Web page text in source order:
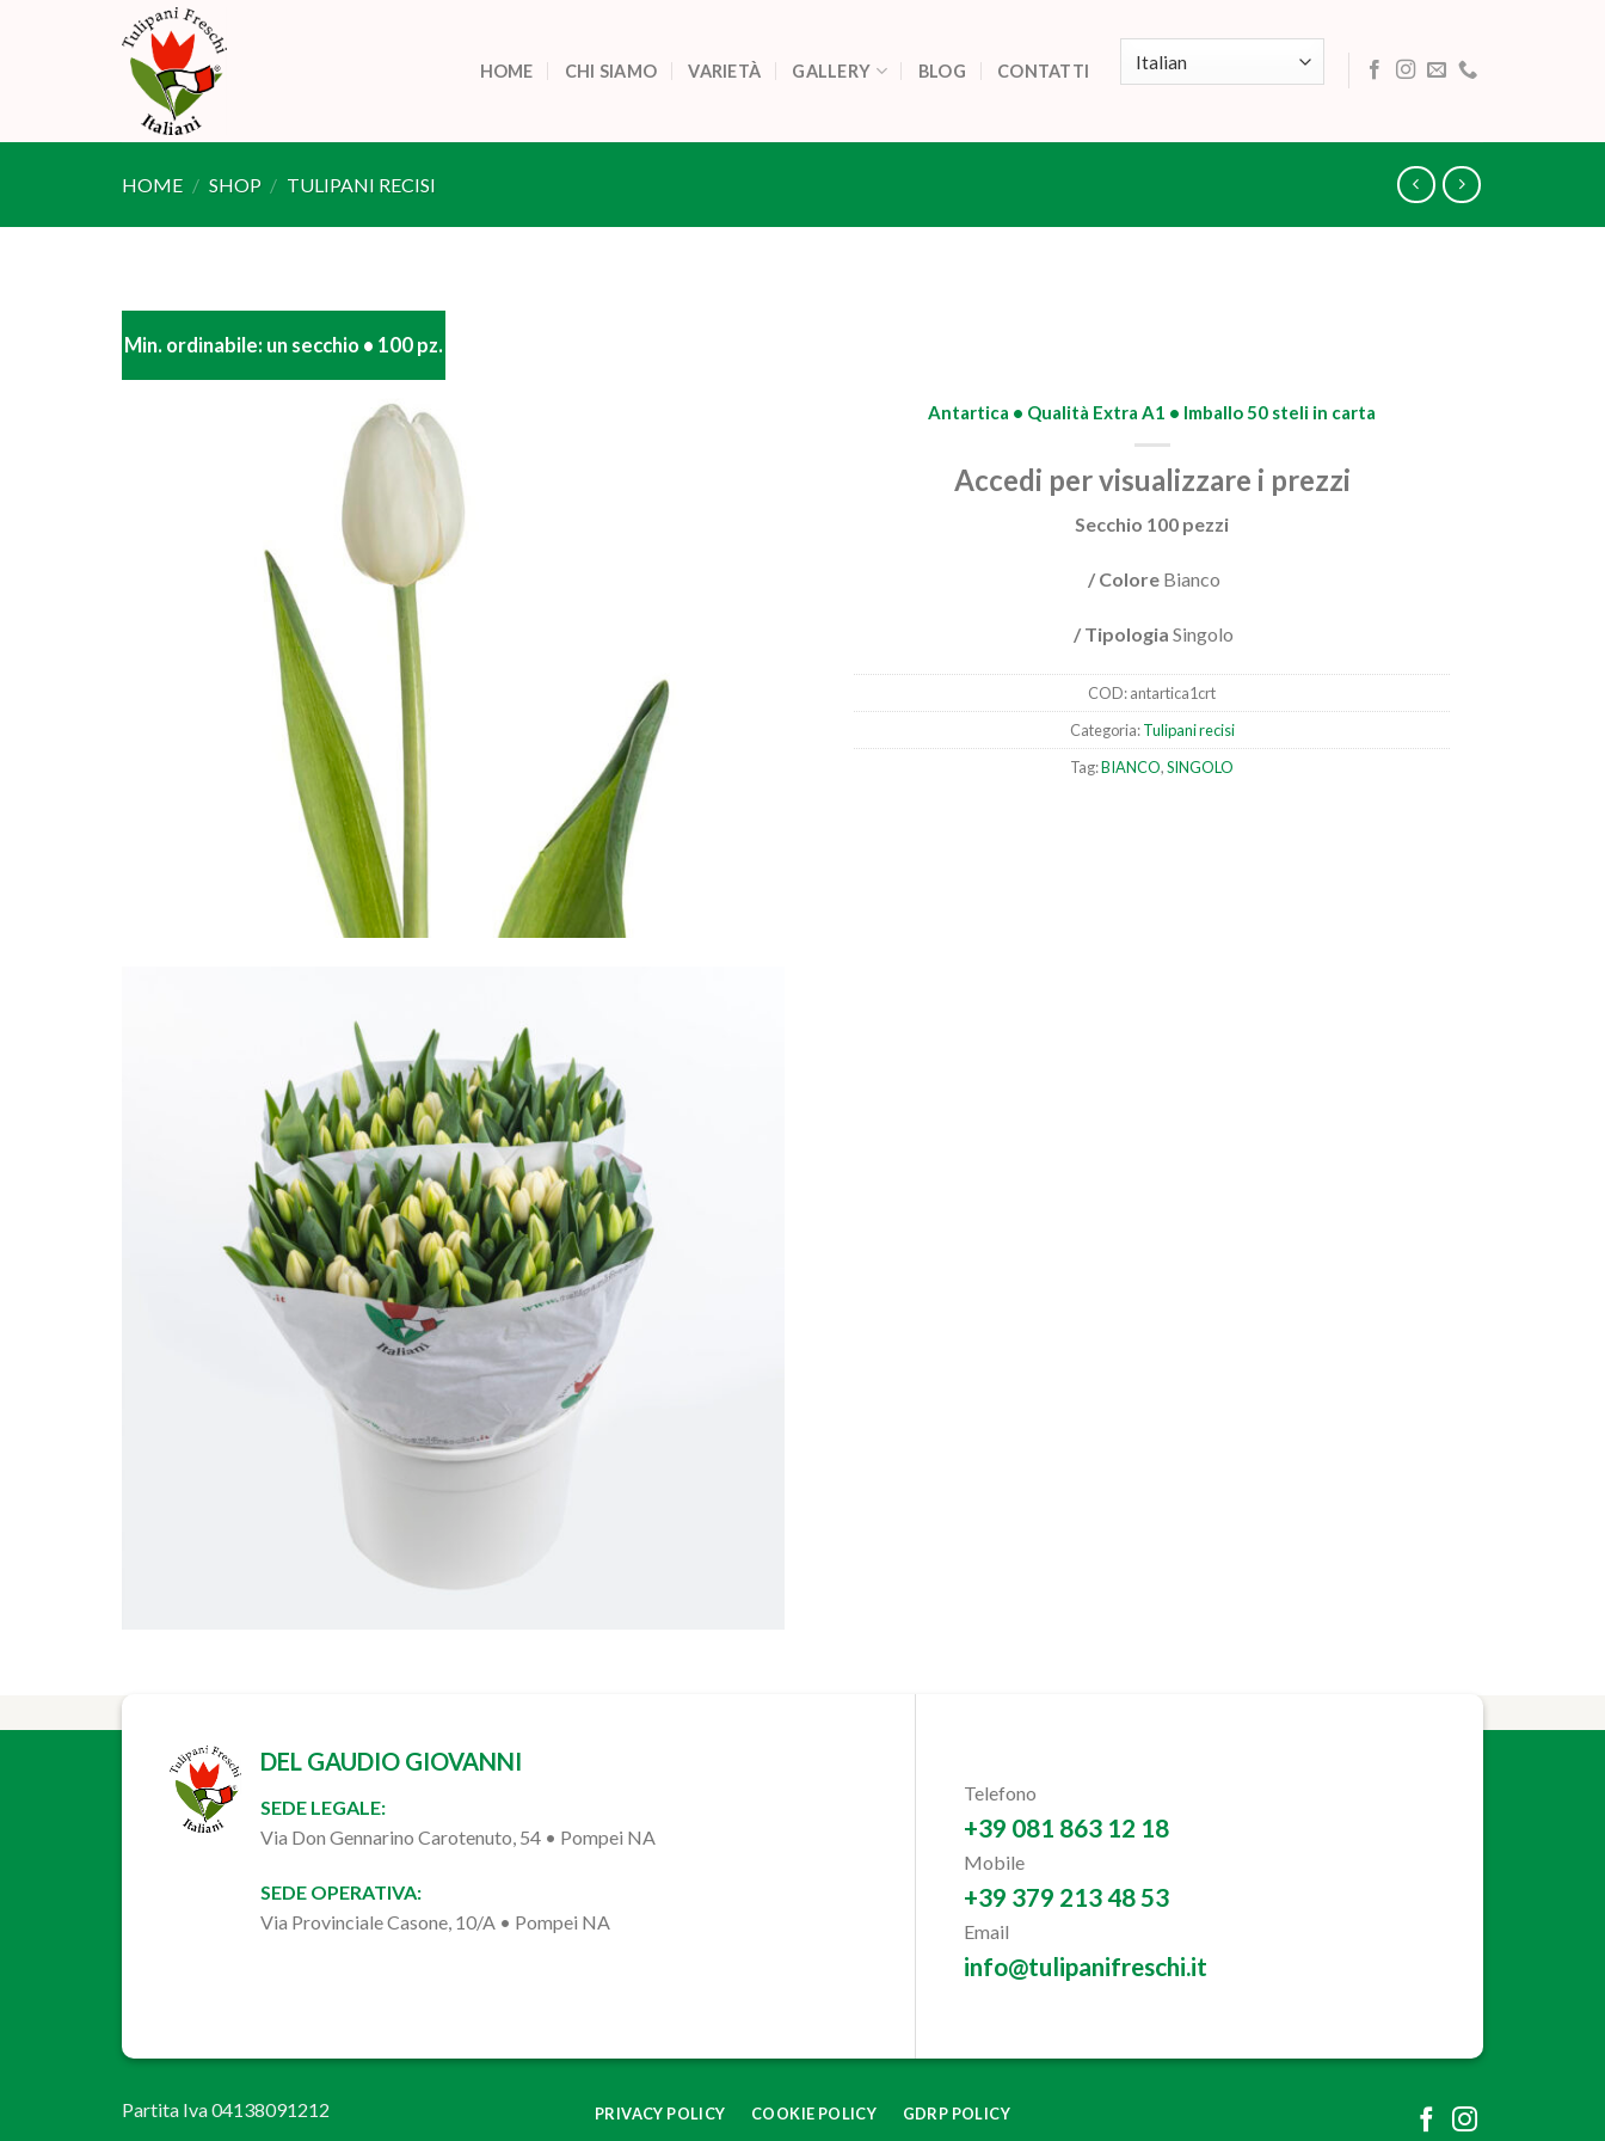
HOME CHI SIAMO VARIETÀ GALLERY BLOG CONTATTI
HOME / SHOP / TULIPANI RECISI
Min. ordinabile: un secchio • 100 pz.
Antartica • Qualità Extra A1 • Imballo 50 steli in carta
Accedi per visualizzare i prezzi
Secchio 100 pezzi
/ ColoreBianco
/ Tipologia Singolo
COD:antartica1crt
Categoria:Tulipani recisi
Tag:BIANCO,SINGOLO
DEL GAUDIO GIOVANNI
SEDE LEGALE:
Via Don Gennarino Carotenuto, 54 • Pompei NA
SEDE OPERATIVA:
Via Provinciale Casone, 10/A • Pompei NA
Telefono
+39 081 863 12 18
Mobile
+39 379 213 48 53
Email
info@tulipanifreschi.it
Partita Iva 04138091212 PRIVACY POLICY COOKIE POLICY GDRP POLICY